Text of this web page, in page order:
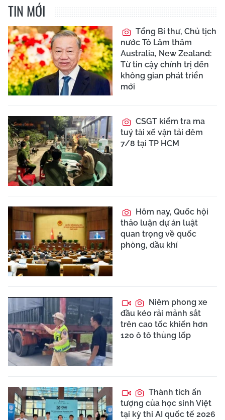
TIN MỚI
Tổng Bí thư, Chủ tịch
nước Tô Lâm thăm
Australia, New Zealand:
Từ tin cậy chính trị đến
không gian phát triển
mới
CSGT kiểm tra ma
tuý tài xế vận tải đêm
7/8 tại TP HCM
Hôm nay, Quốc hội
thảo luận dự án luật
quan trọng về quốc
phòng, dầu khí
Niêm phong xe
đầu kéo rải mảnh sắt
trên cao tốc khiến hơn
120 ô tô thủng lốp
Thành tích ấn
tượng của học sinh Việt
tại kỳ thi AI quốc tế 2026